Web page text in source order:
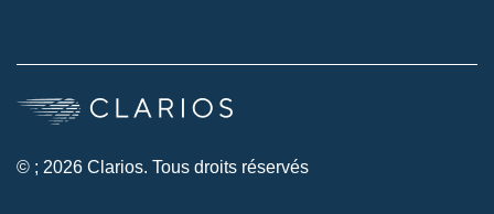
© ; 2026 Clarios. Tous droits réservés